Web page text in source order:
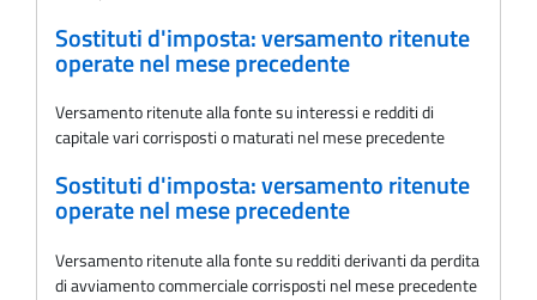
Sostituti d'imposta: versamento ritenute
operate nel mese precedente
Versamento ritenute alla fonte su interessi e redditi di
capitale vari corrisposti o maturati nel mese precedente
Sostituti d'imposta: versamento ritenute
operate nel mese precedente
Versamento ritenute alla fonte su redditi derivanti da perdita
di avviamento commerciale corrisposti nel mese precedente